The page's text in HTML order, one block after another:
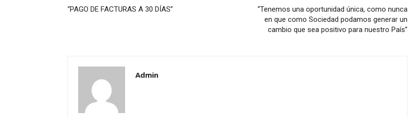
“PAGO DE FACTURAS A 30 DÍAS”
“Tenemos una oportunidad única, como nunca
en que como Sociedad podamos generar un
cambio que sea positivo para nuestro País”
Admin